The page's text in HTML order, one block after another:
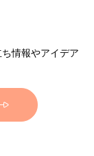
情報やアイデア